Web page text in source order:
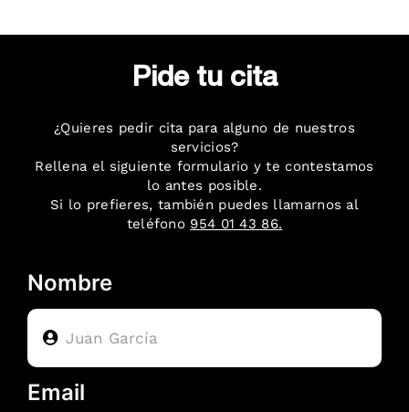
Pide tu cita
¿Quieres pedir cita para alguno de nuestros
servicios?
Rellena el siguiente formulario y te contestamos
lo antes posible.
Si lo prefieres, también puedes llamarnos al
teléfono 954 01 43 86.
Nombre
Email